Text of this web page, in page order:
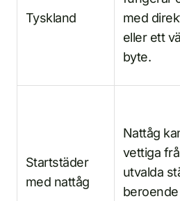
Tyskland
med
eller ett
byte.
Startstäder
med nattåg
Nattåg
vettiga
utvalda